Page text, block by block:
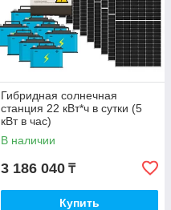
Гибридная солнечная
станция 22 кВт*ч в сутки (5
кВт в час)
В наличии
3 186 040 ₸
Купить